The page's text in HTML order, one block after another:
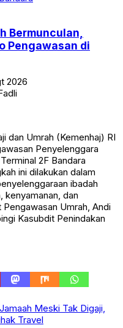
Bermunculan,
Pengawasan di
2026
dan Umrah (Kemenhaj) RI
Penyelenggara
2F Bandara
ini dilakukan dalam
ibadah
kenyamanan, dan
Umrah, Andi
Kasubdit Penindakan